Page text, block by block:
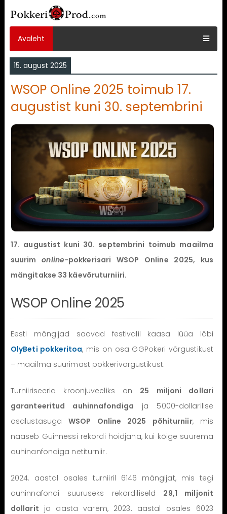
Avaleht
15. august 2025
WSOP Online 2025 toimub 17.
augustist kuni 30. septembrini
17. augustist kuni 30. septembrini toimub maailma
suurimonline-pokkerisari WSOP Online 2025, kus
mängitakse 33 käevõruturniiri.
WSOP Online 2025
Eesti mängijad saavad festivalil kaasa lüüa läbi
OlyBeti pokkeritoa, mis on osa GGPokeri võrgustikust
– maailma suurimast pokkerivõrgustikust.
Turniiriseeria kroonjuveeliks on 25 miljoni dollari
garanteeritud auhinnafondiga ja 5000-dollarilise
osalustasugaWSOP Online 2025 põhiturniir, mis
naaseb Guinnessi rekordi hoidjana, kui kõige suurema
auhinanfondiga netiturniir.
2024. aastal osales turniiril 6146 mängijat, mis tegi
auhinnafondi suuruseks rekordiliseld 29,1 miljonit
dollarit ja aasta varem, 2023. aastal osales 6023